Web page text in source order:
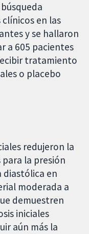
en las
y se hallaron
a 605 pacientes
tratamiento
o placebo
redujeron la
la presión
diastólica en
moderada a
demuestren
iniciales
aún más la